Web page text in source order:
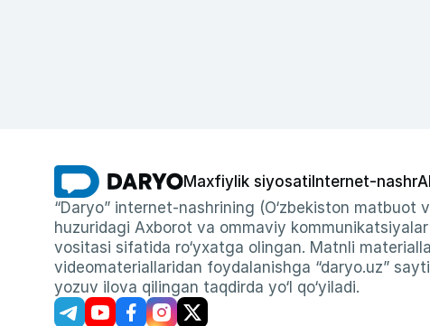
Maxfiylik siyosati Internet-nashr
“Daryo” internet-nashrining (O‘zbekiston matbuot
huzuridagi Axborot va ommaviy
vositasi sifatida ro‘yxatga olingan. Matnli
videomateriallaridan foydalanishga “daryo.uz”
yozuv ilova qilingan taqdirda yo‘l qo‘yiladi.